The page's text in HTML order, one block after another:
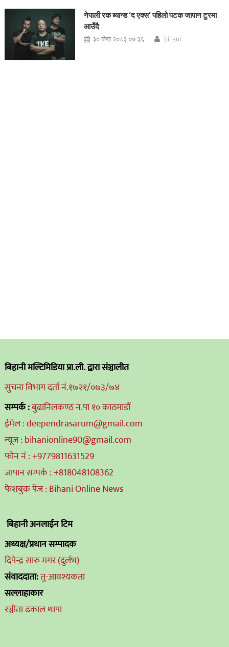
नेपाली रक ब्यान्ड ‘द एक्स’ पहिलो पटक जापान टुरमा
आउँदै
३० जेष्ठ २०८३ ०७:३६ bihani
बिहानी मल्टिमिडिया प्रा.ली. द्वारा संञ्चालीत
सुचना विभाग दर्ता नं.१७२१/०७३/७४
सम्पर्क :बुढानिलकण्ठ न.पा १० काठमाडौं
ईमेल : deependrasarum@gmail.com
न्यूज : bihanionline90@gmail.com
फोन नं : +9779811631529
जापान सम्पर्क : +818048108362
फेशबुक पेज : Bihani Online News
बिहानी अनलाईन टिम
अध्यक्ष/प्रधान सम्पादक
दिपेन्द्र सारु मगर (दुर्लभ)
संवाददाता:तु-आवश्यकता
सल्लाहाकार
रञ्जीता ढकाल थापा